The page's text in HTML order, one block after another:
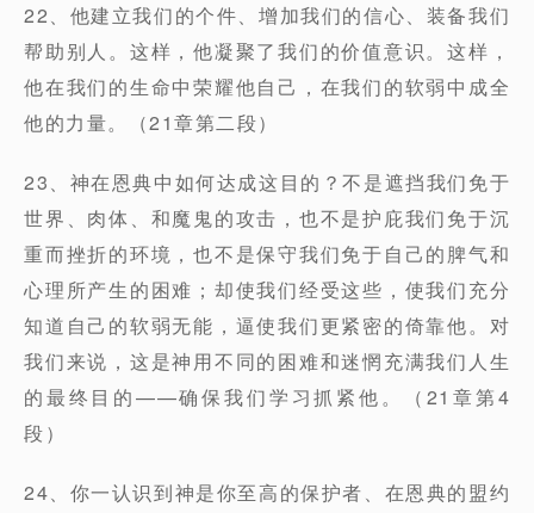
22、他建立我们的个件、增加我们的信心、装备我们
帮助别人。这样，他凝聚了我们的价值意识。这样，
他在我们的生命中荣耀他自己，在我们的软弱中成全
他的力量。（21章第二段）
23、神在恩典中如何达成这目的？不是遮挡我们免于
世界、肉体、和魔鬼的攻击，也不是护庇我们免于沉
重而挫折的环境，也不是保守我们免于自己的脾气和
心理所产生的困难；却使我们经受这些，使我们充分
知道自己的软弱无能，逼使我们更紧密的倚靠他。对
我们来说，这是神用不同的困难和迷惘充满我们人生
的最终目的——确保我们学习抓紧他。（21章第4
段）
24、你一认识到神是你至高的保护者、在恩典的盟约